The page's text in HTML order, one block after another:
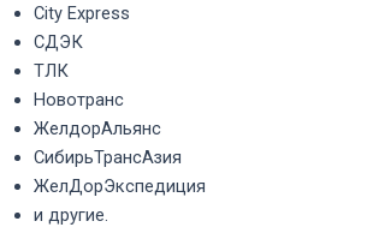
City Express
СДЭК
ТЛК
Новотранс
ЖелдорАльянс
СибирьТрансАзия
ЖелДорЭкспедиция
и другие.